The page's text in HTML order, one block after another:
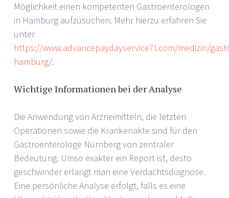
Möglichkeit einen kompetenten Gastroenterologen
in Hamburg aufzusuchen. Mehr hierzu erfahren Sie
unter
https://www.advancepaydayservice7l.com/medizin/
hamburg/.
Wichtige Informationen bei der Analyse
Die Anwendung von Arzneimitteln, die letzten
Operationen sowie die Krankenakte sind für den
Gastroenterologe Nürnberg von zentraler
Bedeutung. Umso exakter ein Report ist, desto
geschwinder erlangt man eine Verdachtsdiagnose.
Eine persönliche Analyse erfolgt, falls es eine